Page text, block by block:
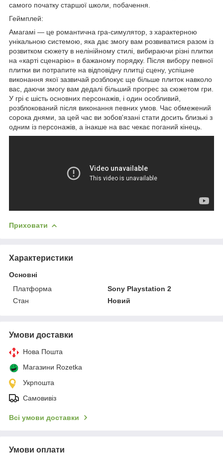
самого початку старшої школи, побачення.
Геймплей:
Амагамі — це романтична гра-симулятор, з характерною
унікальною системою, яка дає змогу вам розвиватися разом із
розвитком сюжету в нелінійному стилі, вибираючи різні плитки
на «карті сценарію» в бажаному порядку. Після вибору певної
плитки ви потрапите на відповідну плитці сцену, успішне
виконання якої зазвичай розблокує ще більше плиток навколо
вас, даючи змогу вам дедалі більший прогрес за сюжетом гри.
У грі є шість основних персонажів, і один особливий,
розблокований після виконання певних умов. Час обмежений
сорока днями, за цей час ви зобов'язані стати досить близькі з
одним із персонажів, а інакше на вас чекає поганий кінець.
Приховати
Характеристики
Основні
Платформа
Sony Playstation 2
Стан
Новий
Умови доставки
Нова Пошта
Магазини Rozetka
Укрпошта
Самовивіз
Всі умови доставки
Умови оплати